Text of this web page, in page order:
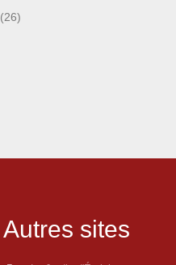
(26)
Autres sites